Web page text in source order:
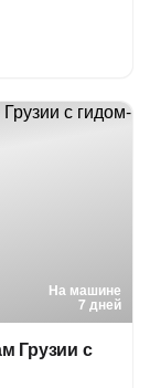
На машине
7 дней
Грузии с